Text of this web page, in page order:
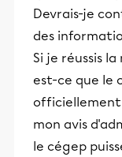
Devrais-je
des
Si je réussis
est-ce que le
officiellement
mon avis
le cégep